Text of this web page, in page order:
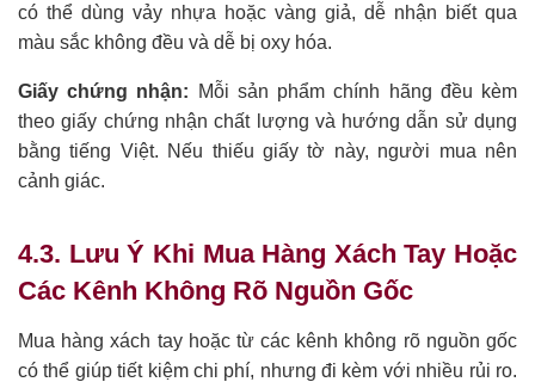
có thể dùng vảy nhựa hoặc vàng giả, dễ nhận biết qua
màu sắc không đều và dễ bị oxy hóa.
Giấy chứng nhận: Mỗi sản phẩm chính hãng đều kèm
theo giấy chứng nhận chất lượng và hướng dẫn sử dụng
bằng tiếng Việt. Nếu thiếu giấy tờ này, người mua nên
cảnh giác.
4.3. Lưu Ý Khi Mua Hàng Xách Tay Hoặc
Các Kênh Không Rõ Nguồn Gốc
Mua hàng xách tay hoặc từ các kênh không rõ nguồn gốc
có thể giúp tiết kiệm chi phí, nhưng đi kèm với nhiều rủi ro.